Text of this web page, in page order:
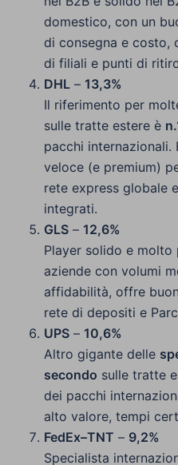
domestico, con un
di consegna e costo,
di filiali e punti di
DHL – 13,3%
Il riferimento per
sulle tratte estere è
pacchi internazionali.
veloce (e premium)
rete express globale
integrati.
GLS – 12,6%
Player solido e molto
aziende con volumi
affidabilità, offre
rete di depositi e
UPS – 10,6%
Altro gigante delle
secondo sulle tratte
dei pacchi
alto valore, tempi
FedEx–TNT – 9,2%
Specialista